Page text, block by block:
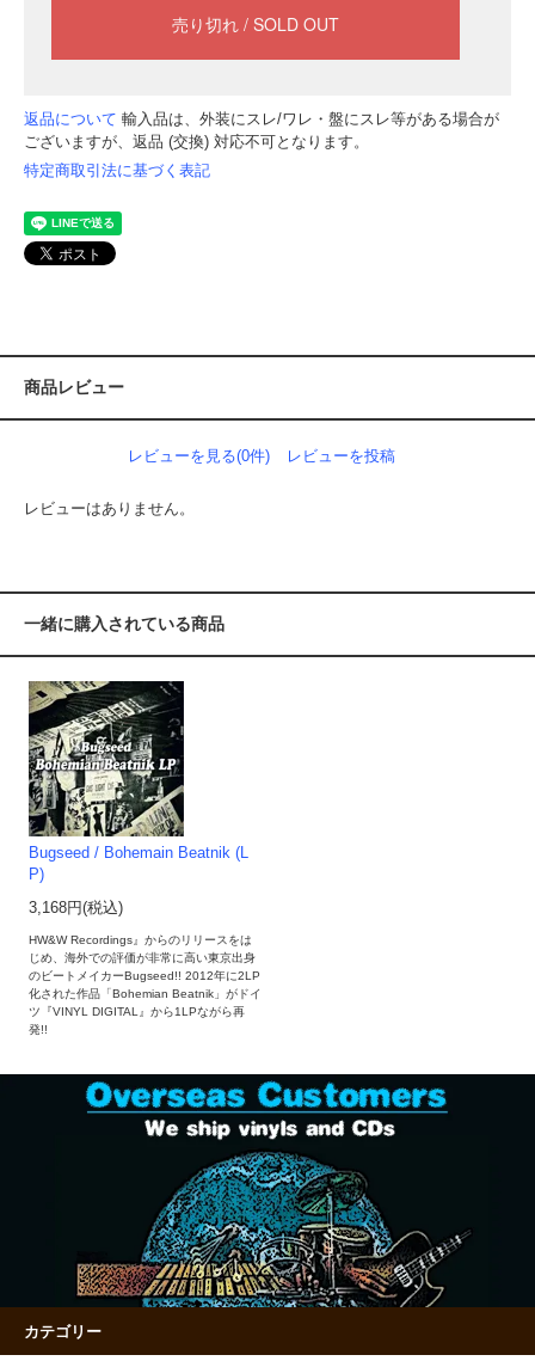
返品について 輸入品は、外装にスレ/ワレ・盤にスレ等がある場合が
ございますが、返品 (交換) 対応不可となります。
特定商取引法に基づく表記
商品レビュー
レビューを見る(0件) レビューを投稿
レビューはありません。
一緒に購入されている商品
Bugseed / Bohemain Beatnik (L
P)
3,168円(税込)
HW&W Recordings』からのリリースをは
じめ、海外での評価が非常に高い東京出身
のビートメイカーBugseed!! 2012年に2LP
化された作品「Bohemian Beatnik」がドイ
ツ『VINYL DIGITAL』から1LPながら再
発!!
カテゴリー